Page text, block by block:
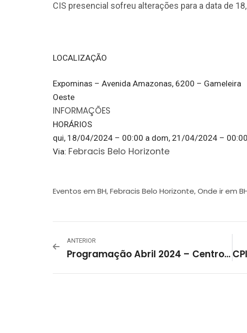
CIS presencial sofreu alterações para a data de
LOCALIZAÇÃO
Expominas – Avenida Amazonas, 6200 – Gameleira
Oeste
INFORMAÇÕES
HORÁRIOS
qui, 18/04/2024 – 00:00 a dom, 21/04/2024 – 00:00
Via: Febracis Belo Horizonte
Eventos em BH, Febracis Belo Horizonte, Onde ir em
ANTERIOR
Programação Abril 2024 – Centro Cultural Salgado Filho